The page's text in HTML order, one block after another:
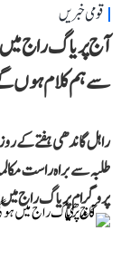
قومی خبریں
آج پریاگ راج میں
سے ہم کلام ہوں
راہل گاندھی ہفتے کے
طلبہ سے براہ راست
پروگرام پریاگ راج